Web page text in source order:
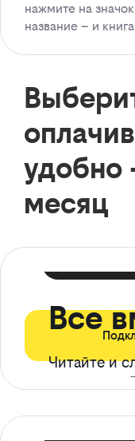
нажмите на
название – и
удобно
месяц
Все
Читайте и